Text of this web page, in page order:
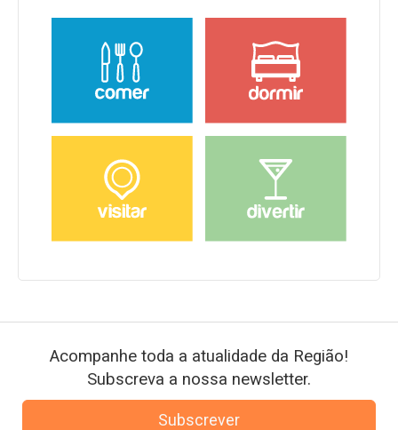
Acompanhe toda a atualidade da Região!
Subscreva a nossa newsletter.
Subscrever